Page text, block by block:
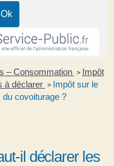
– Consommation > Impôt
à déclarer > Impôt sur le
covoiturage ?
il déclarer les